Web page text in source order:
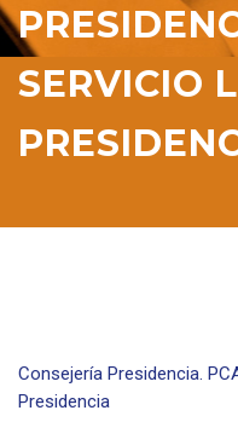
SERVICIO
Consejería Presidencia.
Presidencia